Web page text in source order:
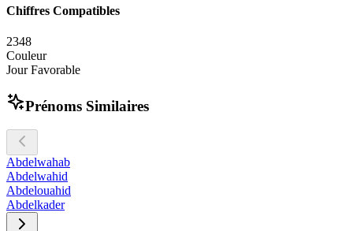
Chiffres Compatibles
2348
Couleur
Jour Favorable
Prénoms Similaires
Abdelwahab
Abdelwahid
Abdelouahid
Abdelkader